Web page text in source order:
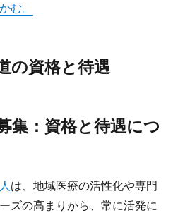
む。
の資格と待遇
集：資格と待遇につ
は、地域医療の活性化や専門
ズの高まりから、常に活発に